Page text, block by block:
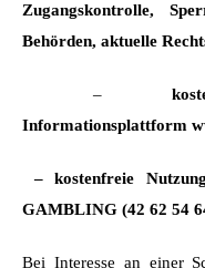
Zugangskontrolle,
Behörden, aktuelle
–
Informationsplattform
– kostenfreie
GAMBLING (42 62 54
Bei Interesse an einer